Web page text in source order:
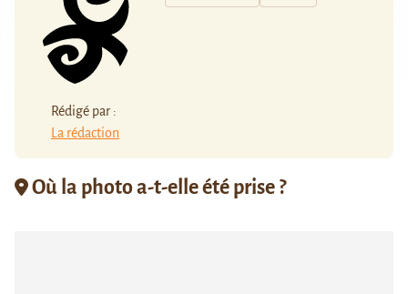
Rédigé par :
La rédaction
Où la photo a-t-elle été prise ?